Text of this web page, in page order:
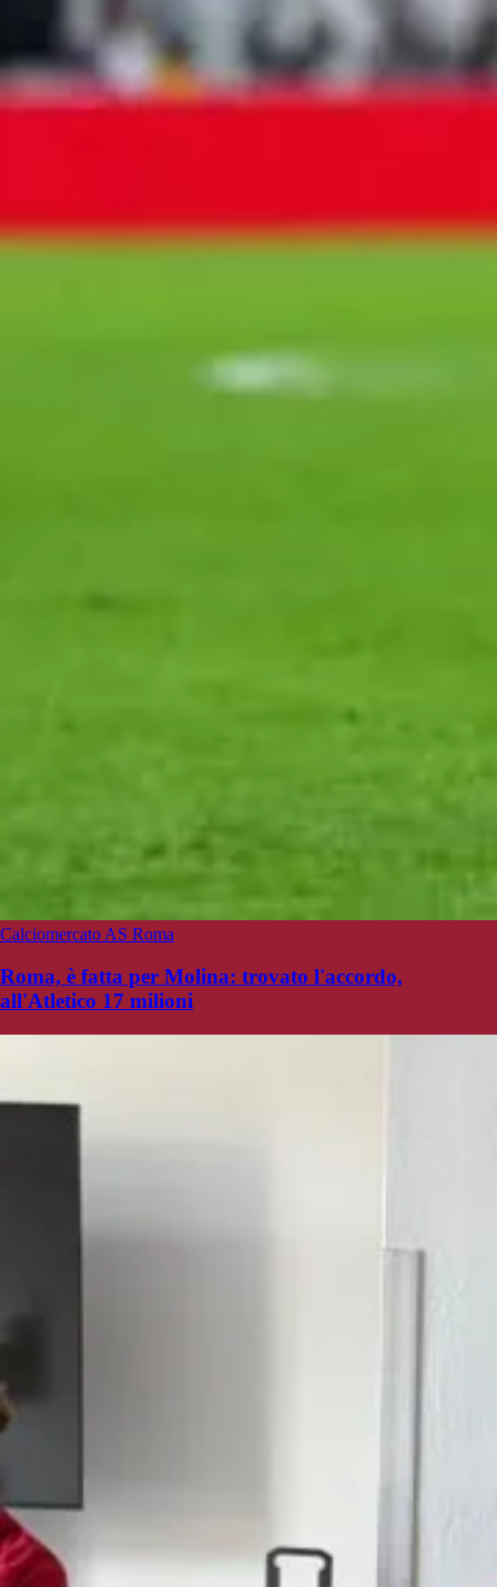
Calciomercato AS Roma
Roma, è fatta per Molina: trovato l'accordo,
all'Atletico 17 milioni